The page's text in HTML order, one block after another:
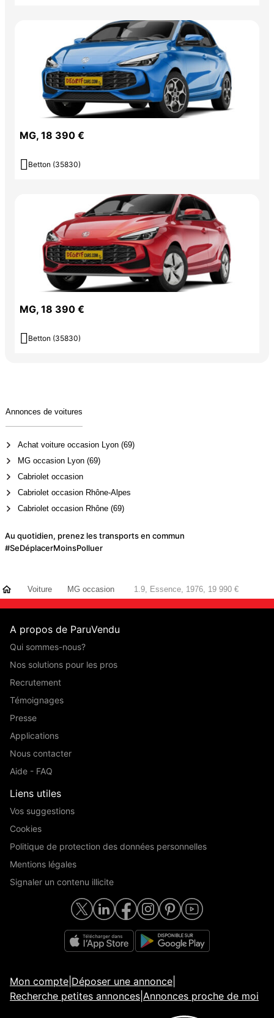
MG, 18 390 €
 Betton (35830)
MG, 18 390 €
 Betton (35830)
Annonces de voitures
Achat voiture occasion Lyon (69)
MG occasion Lyon (69)
Cabriolet occasion
Cabriolet occasion Rhône-Alpes
Cabriolet occasion Rhône (69)
Au quotidien, prenez les transports en commun
#SeDéplacerMoinsPolluer
Voiture MG occasion 1.9, Essence, 1976, 19 990 €
A propos de ParuVendu
Qui sommes-nous?
Nos solutions pour les pros
Recrutement
Témoignages
Presse
Applications
Nous contacter
Aide - FAQ
Liens utiles
Vos suggestions
Cookies
Politique de protection des données personnelles
Mentions légales
Signaler un contenu illicite
Mon compte Déposer une annonce
Recherche petites annonces Annonces proche de moi